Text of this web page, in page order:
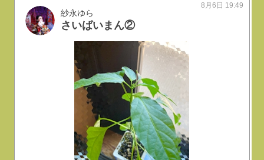
紗永ゆら
さいばいまん②
8月6日 19:49